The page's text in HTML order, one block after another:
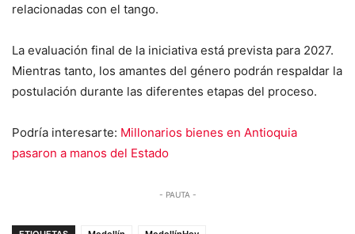
relacionadas con el tango.
La evaluación final de la iniciativa está prevista para 2027.
Mientras tanto, los amantes del género podrán respaldar la
postulación durante las diferentes etapas del proceso.
Podría interesarte: Millonarios bienes en Antioquia
pasaron a manos del Estado
- PAUTA -